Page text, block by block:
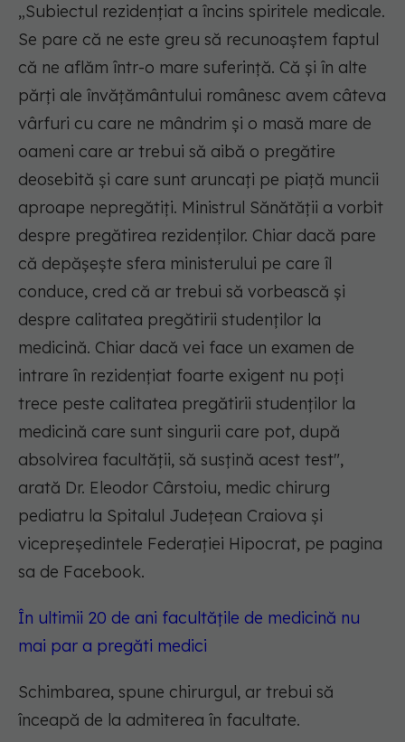
„Subiectul rezidențiat a încins spiritele medicale.
Se pare că ne este greu să recunoaștem faptul
că ne aflăm într-o mare suferință. Că și în alte
părți ale învățământului românesc avem câteva
vârfuri cu care ne mândrim și o masă mare de
oameni care ar trebui să aibă o pregătire
deosebită și care sunt aruncați pe piață muncii
aproape nepregătiți. Ministrul Sănătății a vorbit
despre pregătirea rezidenților. Chiar dacă pare
că depășește sfera ministerului pe care îl
conduce, cred că ar trebui să vorbească și
despre calitatea pregătirii studenților la
medicină. Chiar dacă vei face un examen de
intrare în rezidențiat foarte exigent nu poți
trece peste calitatea pregătirii studenților la
medicină care sunt singurii care pot, după
absolvirea facultății, să susțină acest test",
arată Dr. Eleodor Cârstoiu, medic chirurg
pediatru la Spitalul Județean Craiova și
vicepreședintele Federației Hipocrat, pe pagina
sa de Facebook.
În ultimii 20 de ani facultățile de medicină nu
mai par a pregăti medici
Schimbarea, spune chirurgul, ar trebui să
înceapă de la admiterea în facultate.